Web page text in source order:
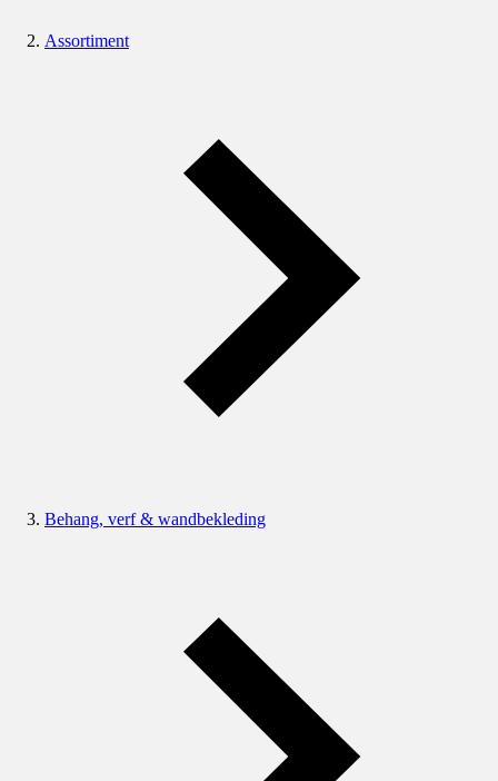
Assortiment
Behang, verf & wandbekleding